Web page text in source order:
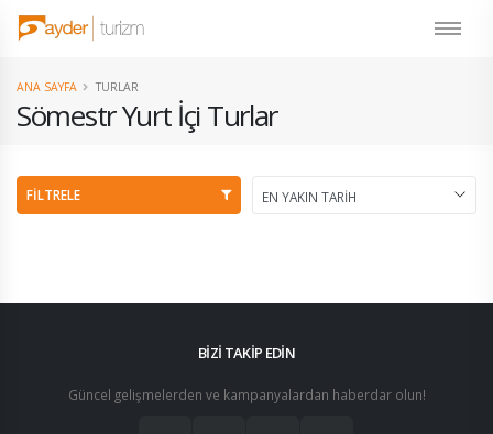
Sömestr Yurt İçi Turlar
ANA SAYFA TURLAR
FİLTRELE
BİZİ TAKİP EDİN
Güncel gelişmelerden ve kampanyalardan haberdar olun!